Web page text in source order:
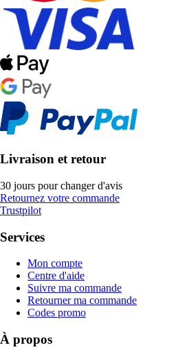
Livraison et retour
30 jours pour changer d'avis
Retournez votre commande
Trustpilot
Services
Mon compte
Centre d'aide
Suivre ma commande
Retourner ma commande
Codes promo
À propos